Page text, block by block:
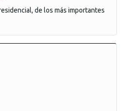
de los más importantes